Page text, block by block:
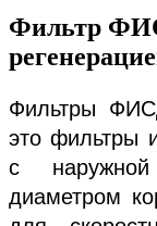
Фильтр
Фильтры
это фильтры
с
диаметром